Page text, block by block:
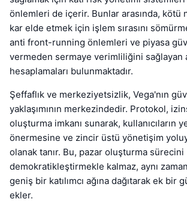
önlemleri de içerir. Bunlar arasında, kötü
kar elde etmek için işlem sırasını
anti front-running önlemleri ve piyasa
vermeden sermaye verimliliğini sağlayan
hesaplamaları bulunmaktadır.
Şeffaflık ve merkeziyetsizlik, Vega'nın
yaklaşımının merkezindedir. Protokol,
oluşturma imkanı sunarak, kullanıcıların
önermesine ve zincir üstü yönetişim
olanak tanır. Bu, pazar oluşturma sürecini
demokratikleştirmekle kalmaz, aynı
geniş bir katılımcı ağına dağıtarak ek bir
ekler.